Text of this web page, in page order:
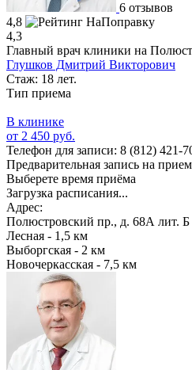
6 отзывов
4,8
4,3
Главный врач клиники на
Глушков Дмитрий Викторович
Стаж: 18 лет.
Тип приема
В клинике
от 2 450 руб.
Телефон для записи: 8 (812) 421-
Предварительная запись на прием
Выберете время приёма
Загрузка расписания...
Адрес:
Полюстровский пр., д. 68А лит. Б
Лесная - 1,5 км
Выборгская - 2 км
Новочеркасская - 7,5 км